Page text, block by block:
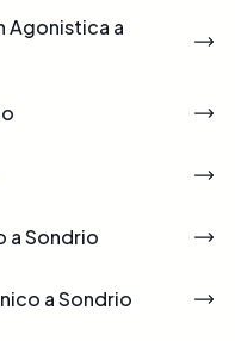
Agonistica a
a Sondrio
a Sondrio